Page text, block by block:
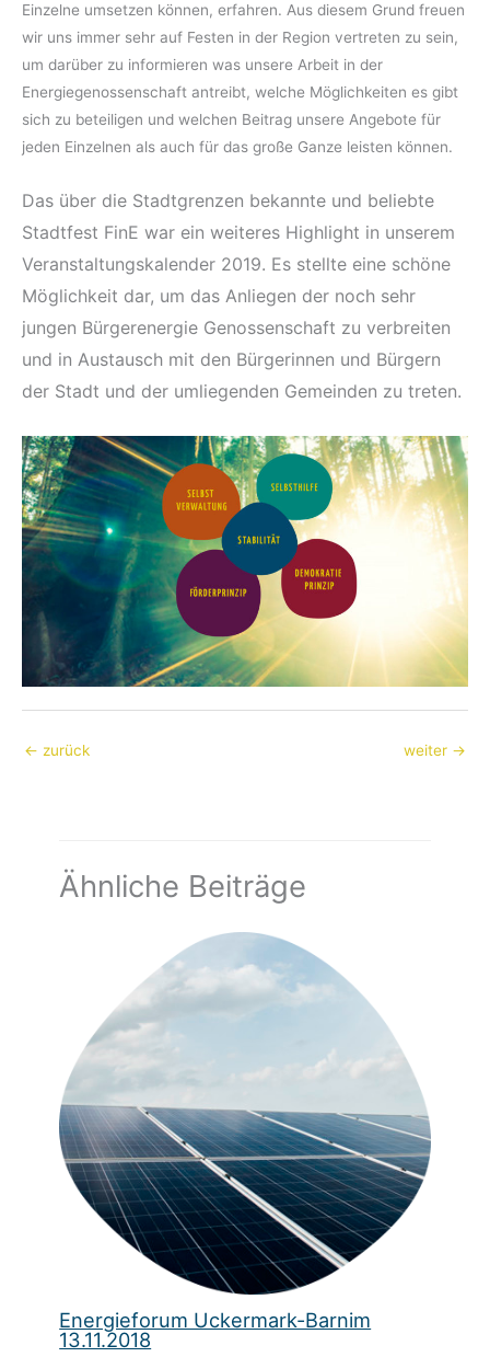
Einzelne umsetzen können, erfahren. Aus diesem Grund freuen
wir uns immer sehr auf Festen in der Region vertreten zu sein,
um darüber zu informieren was unsere Arbeit in der
Energiegenossenschaft antreibt, welche Möglichkeiten es gibt
sich zu beteiligen und welchen Beitrag unsere Angebote für
jeden Einzelnen als auch für das große Ganze leisten können.
Das über die Stadtgrenzen bekannte und beliebte
Stadtfest FinE war ein weiteres Highlight in unserem
Veranstaltungskalender 2019. Es stellte eine schöne
Möglichkeit dar, um das Anliegen der noch sehr
jungen Bürgerenergie Genossenschaft zu verbreiten
und in Austausch mit den Bürgerinnen und Bürgern
der Stadt und der umliegenden Gemeinden zu treten.
← zurück weiter →
Ähnliche Beiträge
Energieforum Uckermark-Barnim
13.11.2018